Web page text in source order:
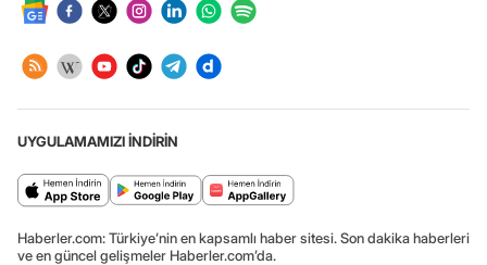
UYGULAMAMIZI İNDİRİN
Haberler.com: Türkiye’nin en kapsamlı haber sitesi. Son dakika haberleri
ve en güncel gelişmeler Haberler.com’da.